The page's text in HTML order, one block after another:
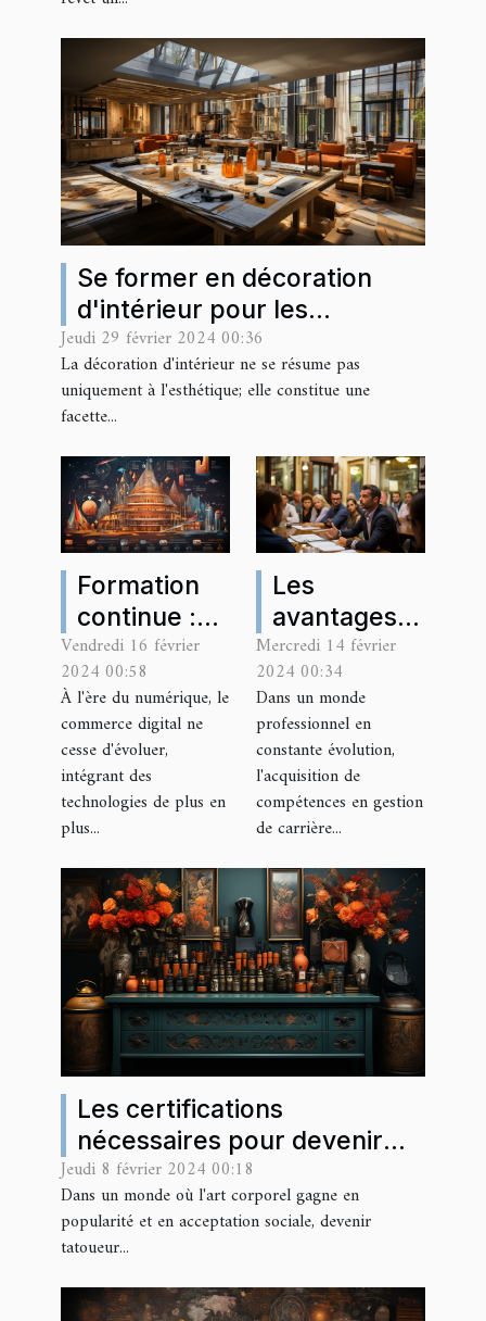
Se former en décoration
d'intérieur pour les
professionnels de la
rénovation
Jeudi 29 février 2024 00:36
La décoration d'intérieur ne se résume pas
uniquement à l'esthétique; elle constitue une
facette...
Formation
continue :
l'importance
de
comprendre
l'IA dans le
commerce
digital
Vendredi 16 février
2024 00:58
À l'ère du numérique, le
commerce digital ne
cesse d'évoluer,
intégrant des
technologies de plus en
plus...
Les
avantages
de suivre
une
formation
en gestion
de carrière
à Bordeaux
Chartrons
Mercredi 14 février
2024 00:34
Dans un monde
professionnel en
constante évolution,
l'acquisition de
compétences en gestion
de carrière...
Les certifications
nécessaires pour devenir
tatoueur professionnel en
France
Jeudi 8 février 2024 00:18
Dans un monde où l'art corporel gagne en
popularité et en acceptation sociale, devenir
tatoueur...